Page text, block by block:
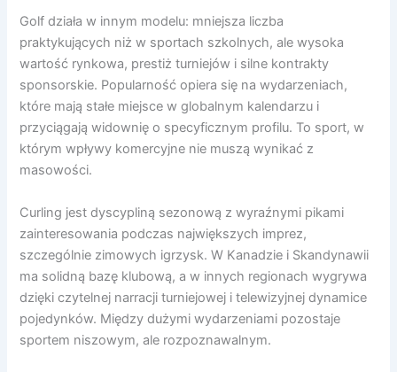
Golf działa w innym modelu: mniejsza liczba
praktykujących niż w sportach szkolnych, ale wysoka
wartość rynkowa, prestiż turniejów i silne kontrakty
sponsorskie. Popularność opiera się na wydarzeniach,
które mają stałe miejsce w globalnym kalendarzu i
przyciągają widownię o specyficznym profilu. To sport, w
którym wpływy komercyjne nie muszą wynikać z
masowości.
Curling jest dyscypliną sezonową z wyraźnymi pikami
zainteresowania podczas największych imprez,
szczególnie zimowych igrzysk. W Kanadzie i Skandynawii
ma solidną bazę klubową, a w innych regionach wygrywa
dzięki czytelnej narracji turniejowej i telewizyjnej dynamice
pojedynków. Między dużymi wydarzeniami pozostaje
sportem niszowym, ale rozpoznawalnym.